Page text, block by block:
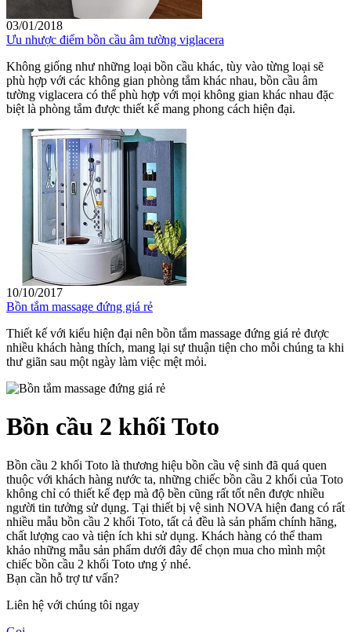
03/01/2018
Ưu nhược điểm bồn cầu âm tường viglacera
Không giống như những loại bồn cầu khác, tùy vào từng loại sẽ
phù hợp với các không gian phòng tắm khác nhau, bồn cầu âm
tường viglacera có thể phù hợp với mọi không gian khác nhau đặc
biệt là phòng tắm được thiết kế mang phong cách hiện đại.
10/10/2017
Bồn tắm massage đứng giá rẻ
Thiết kế với kiểu hiện đại nên bồn tắm massage đứng giá rẻ được
nhiều khách hàng thích, mang lại sự thuận tiện cho mỗi chúng ta khi
thư giãn sau một ngày làm việc mệt mỏi.
Bồn cầu 2 khối Toto
Bồn cầu 2 khối Toto là thương hiệu bồn cầu vệ sinh đã quá quen
thuộc với khách hàng nước ta, những chiếc bồn cầu 2 khối của Toto
không chỉ có thiết kế đẹp mà độ bền cũng rất tốt nên được nhiều
người tin tưởng sử dụng. Tại thiết bị vệ sinh NOVA hiện đang có rất
nhiều mẫu bồn cầu 2 khối Toto, tất cả đều là sản phẩm chính hãng,
chất lượng cao và tiện ích khi sử dụng. Khách hàng có thể tham
khảo những mẫu sản phẩm dưới đây để chọn mua cho mình một
chiếc bồn cầu 2 khối Toto ưng ý nhé.
Bạn cần hỗ trợ tư vấn?
Liên hệ với chúng tôi ngay